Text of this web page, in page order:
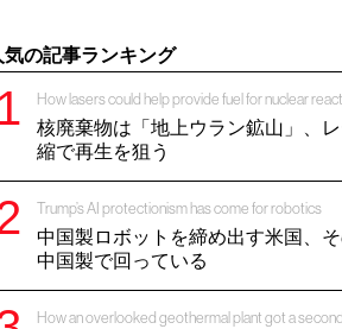
気の記事ランキング
How lasers could help provide fuel for nuclear
核廃棄物は「地上ウラン鉱山」、
縮で再生を狙う
Trump’s AI protectionism has come for robotics
中国製ロボットを締め出す米国、
中国製で回っている
How an overlooked geothermal plant got a